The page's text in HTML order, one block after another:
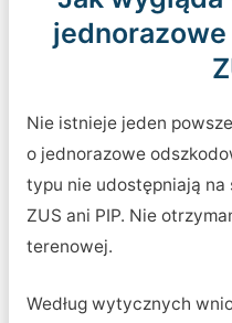
Nie istnieje jeden
o jednorazowe
typu nie udostępniają
ZUS ani PIP. Nie
terenowej.
Według wytycznych